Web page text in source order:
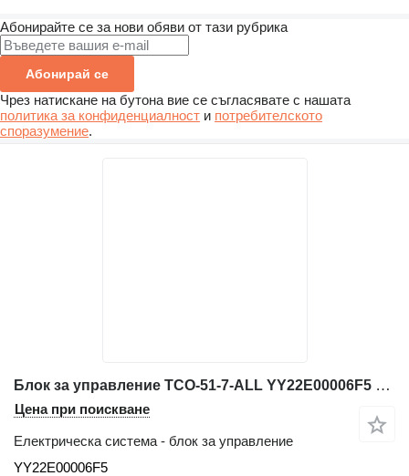
Абонирайте се за нови обяви от тази рубрика
Абонирай се
Чрез натискане на бутона вие се съгласявате с нашата
политика за конфиденциалност и потребителското
споразумение.
Блок за управление TCO-51-7-ALL YY22E00006F5 за багер Kobelco SK135SR
Цена при поискване
Електрическа система - блок за управление
YY22E00006F5